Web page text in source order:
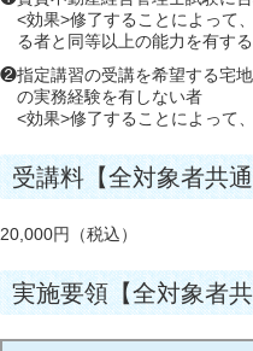
<効果>修了することによって
る者と同等以上の能力を有す
❷指定講習の受講を希望する宅
の実務経験を有しない者
<効果>修了することによって
受講料【全対象者共
20,000円（税込）
実施要領【全対象者